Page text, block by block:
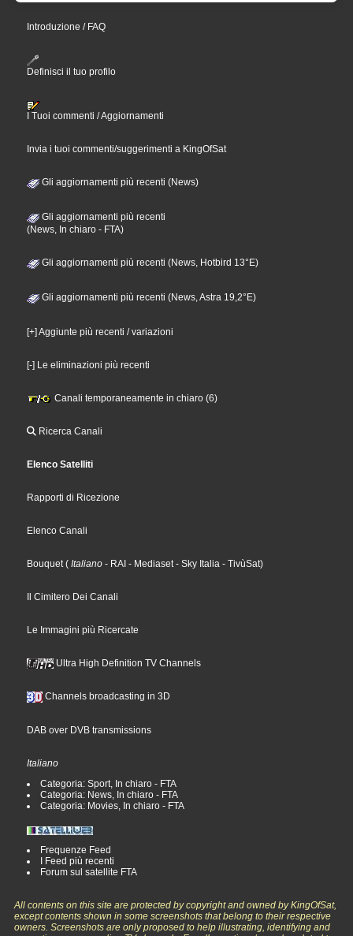
Introduzione / FAQ
Definisci il tuo profilo
I Tuoi commenti / Aggiornamenti
Invia i tuoi commenti/suggerimenti a KingOfSat
Gli aggiornamenti più recenti (News)
Gli aggiornamenti più recenti
(News, In chiaro - FTA)
Gli aggiornamenti più recenti (News, Hotbird 13°E)
Gli aggiornamenti più recenti (News, Astra 19,2°E)
[+] Aggiunte più recenti / variazioni
[-] Le eliminazioni più recenti
Canali temporaneamente in chiaro (6)
Ricerca Canali
Elenco Satelliti
Rapporti di Ricezione
Elenco Canali
Bouquet( Italiano - RAI - Mediaset- Sky Italia - TivùSat)
Il Cimitero Dei Canali
Le Immagini più Ricercate
Ultra High Definition TV Channels
Channels broadcasting in 3D
DAB over DVB transmissions
Italiano
Categoria: Sport, In chiaro - FTA
Categoria: News, In chiaro - FTA
Categoria: Movies, In chiaro - FTA
Frequenze Feed
I Feed più recenti
Forum sul satellite FTA
All contents on this site are protected by copyright and owned by KingOfSat,
except contents shown in some screenshots that belong to their respective
owners. Screenshots are only proposed to help illustrating, identifying and